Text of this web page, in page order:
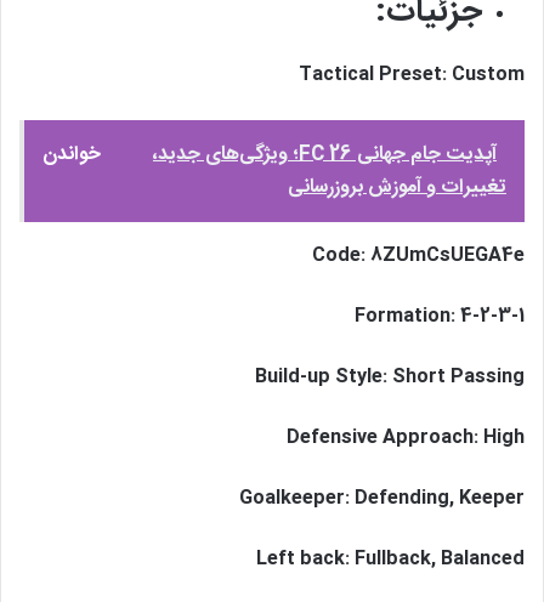
جزئیات:
Tactical Preset: Custom
خواندن
آپدیت جام جهانی FC 26؛ ویژگی‌های جدید،
تغییرات و آموزش بروزرسانی
Code: 8ZUmCsUEGA4e
Formation: 4-2-3-1
Build-up Style: Short Passing
Defensive Approach: High
Goalkeeper: Defending, Keeper
Left back: Fullback, Balanced